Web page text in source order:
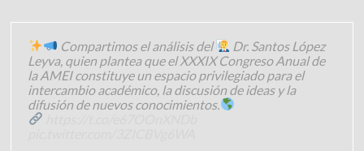
Compartimos el análisis del
Dr. Santos López
Leyva, quien plantea que el XXXIX Congreso Anual de
la AMEI constituye un espacio privilegiado para el
intercambio académico, la discusión de ideas y la
difusión de nuevos conocimientos.